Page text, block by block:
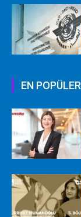
EN POPÜLER